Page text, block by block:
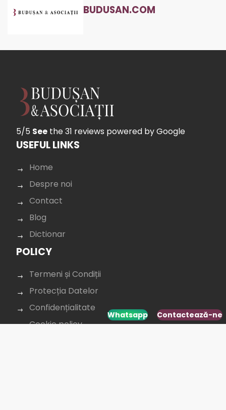
BUDUSAN.COM
Whatsapp Contactează-ne
5/5 See the 31 reviews powered by Google
USEFUL LINKS
Home
Despre noi
Contact
Blog
Dictionar
POLICY
Termeni și Condiții
Protecția Datelor
Confidențialitate
Cookie policy